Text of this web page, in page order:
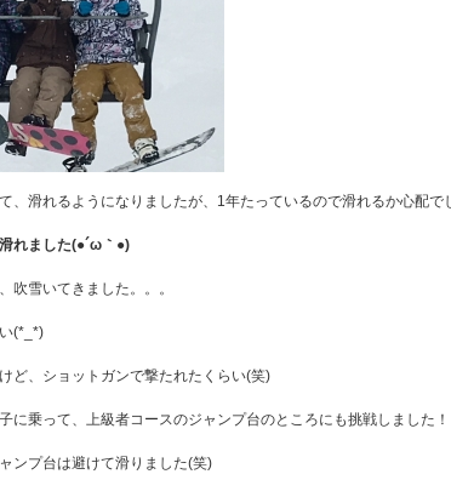
、滑れるようになりましたが、1年たっているので滑れるか心配で
れました(●´ω｀●)
吹雪いてきました。。。
(*_*)
ど、ショットガンで撃たれたくらい(笑)
に乗って、上級者コースのジャンプ台のところにも挑戦しました！
ンプ台は避けて滑りました(笑)